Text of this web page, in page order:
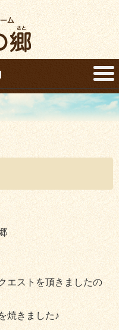
エストを頂きましたの
焼きました♪